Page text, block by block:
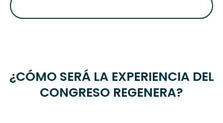
¿CÓMO SERÁ LA EXPERIENCIA DEL
CONGRESO REGENERA?